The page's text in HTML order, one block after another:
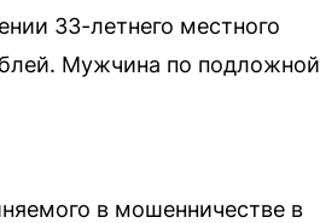
33-летнего местного
Мужчина по подложной
в мошенничестве в